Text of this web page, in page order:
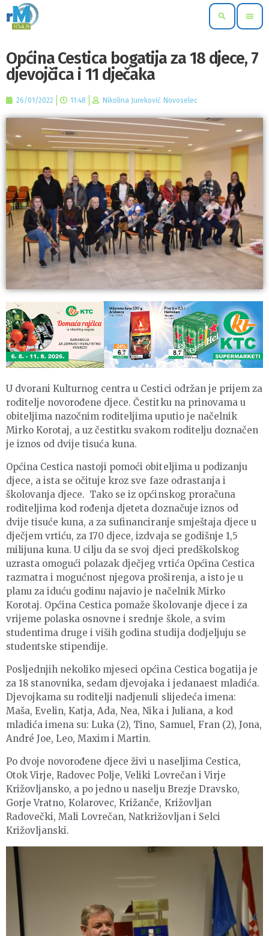
search menu
Općina Cestica bogatija za 18 djece, 7
djevojčica i 11 dječaka
26/01/2022 11:48 Nikolina Jureković Novoselec
U dvorani Kulturnog centra u Cestici održan je prijem za
roditelje novorođene djece. Čestitku na prinovama u
obiteljima nazočnim roditeljima uputio je načelnik
Mirko Korotaj, a uz čestitku svakom roditelju doznačen
je iznos od dvije tisuća kuna.
Općina Cestica nastoji pomoći obiteljima u podizanju
djece, a ista se očituje kroz sve faze odrastanja i
školovanja djece. Tako se iz općinskog proračuna
roditeljima kod rođenja djeteta doznačuje iznos od
dvije tisuće kuna, a za sufinanciranje smještaja djece u
dječjem vrtiću, za 170 djece, izdvaja se godišnje 1,5
milijuna kuna. U cilju da se svoj djeci predškolskog
uzrasta omogući polazak dječjeg vrtića Općina Cestica
razmatra i mogućnost njegova proširenja, a isto je u
planu za iduću godinu najavio je načelnik Mirko
Korotaj. Općina Cestica pomaže školovanje djece i za
vrijeme polaska osnovne i srednje škole, a svim
studentima druge i viših godina studija dodjeljuju se
studentske stipendije.
Posljednjih nekoliko mjeseci općina Cestica bogatija je
za 18 stanovnika, sedam djevojaka i jedanaest mladića.
Djevojkama su roditelji nadjenuli slijedeća imena:
Maša, Evelin, Katja, Ada, Nea, Nika i Juliana, a kod
mladića imena su: Luka (2), Tino, Samuel, Fran (2), Jona,
André Joe, Leo, Maxim i Martin.
Po dvoje novorođene djece živi u naseljima Cestica,
Otok Virje, Radovec Polje, Veliki Lovrečan i Virje
Križovljansko, a po jedno u naselju Brezje Dravsko,
Gorje Vratno, Kolarovec, Križanče, Križovljan
Radovečki, Mali Lovrečan, Natkrižovljan i Selci
Križovljanski.